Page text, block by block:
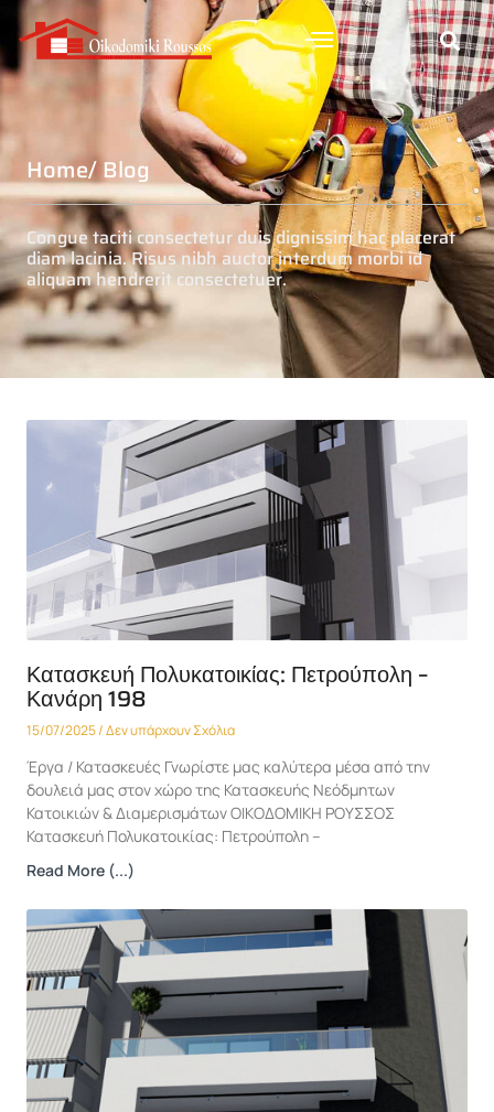
Home/ Blog
Congue taciti consectetur duis dignissim hac placerat
diam lacinia. Risus nibh auctor interdum morbi id
aliquam hendrerit consectetuer.
Κατασκευή Πολυκατοικίας: Πετρούπολη –
Κανάρη 198
15/07/2025 Δεν υπάρχουν Σχόλια
Έργα / Κατασκευές Γνωρίστε μας καλύτερα μέσα από την
δουλειά μας στον χώρο της Κατασκευής Νεόδμητων
Κατοικιών & Διαμερισμάτων ΟΙΚΟΔΟΜΙΚΗ ΡΟΥΣΣΟΣ
Κατασκευή Πολυκατοικίας: Πετρούπολη –
Read More (...)